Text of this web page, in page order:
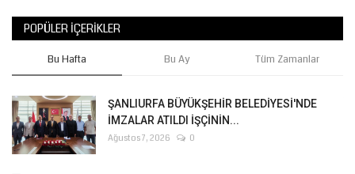
POPÜLER İÇERIKLER
Bu Hafta Bu Ay Tüm Zamanlar
ŞANLIURFA BÜYÜKŞEHİR BELEDİYESİ'NDE
İMZALAR ATILDI İŞÇİNİN...
Ağustos 7, 2026 0